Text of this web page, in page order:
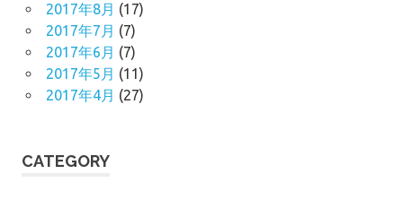
2017年8月 (17)
2017年7月 (7)
2017年6月 (7)
2017年5月 (11)
2017年4月 (27)
CATEGORY